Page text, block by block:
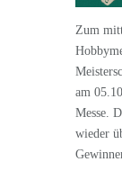
Zum
am
Messe.
wieder